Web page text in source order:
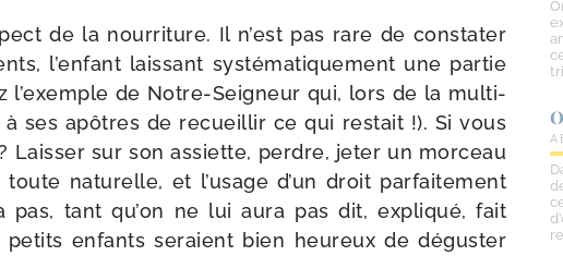
de la nour­ri­ture. Il n’est pas rare de consta­ter
l’en­fant lais­sant sys­té­ma­ti­que­ment une par­tie
l’exemple de Notre-​Seigneur qui, lors de la mul­ti­
ses apôtres de recueillir ce qui res­tait !). Si vous
Laisser sur son assiette, perdre, jeter un mor­ceau
natu­relle, et l’u­sage d’un droit par­fai­te­ment
tant qu’on ne lui aura pas dit, expli­qué, fait
enfants seraient bien heu­reux de dégus­ter